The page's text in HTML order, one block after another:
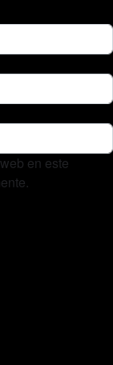
en este